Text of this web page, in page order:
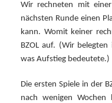
Wir rechneten mit
nächsten Runde einen
kann. Womit keiner
BZOL auf. (Wir
was Aufstieg bedeutete.)
Die ersten Spiele in der
nach wenigen Wochen